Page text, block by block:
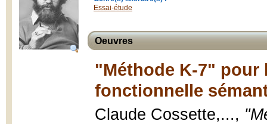
Essai-étude
Oeuvres
"Méthode K-7" pour
fonctionnelle
Claude Cossette,...,